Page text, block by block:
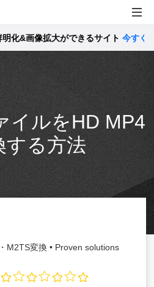
像拡大ができるサイト今すぐ確認 >>
イルをHD MP4
する方法
M2TS変換 • Proven solutions